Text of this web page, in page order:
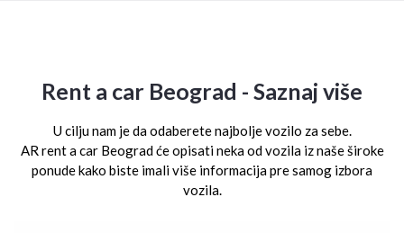
Rent a car Beograd - Saznaj više
U cilju nam je da odaberete najbolje vozilo za sebe.
AR rent a car Beograd će opisati neka od vozila iz naše široke
ponude kako biste imali više informacija pre samog izbora
vozila.